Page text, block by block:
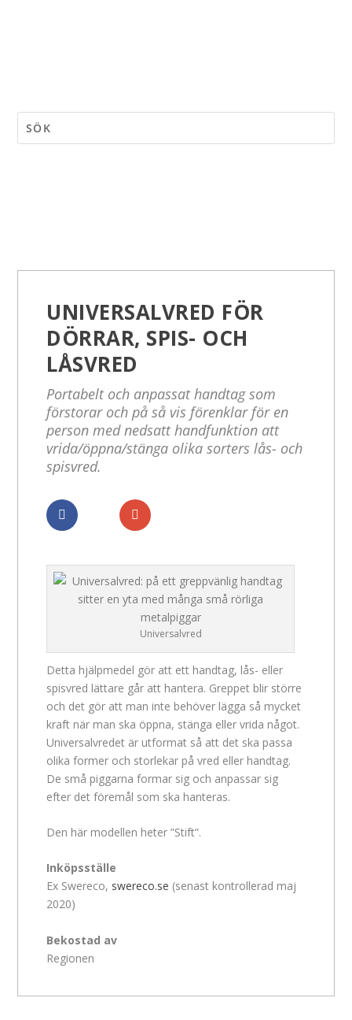
UNIVERSALVRED FÖR
DÖRRAR, SPIS- OCH
LÅSVRED
Portabelt och anpassat handtag som
förstorar och på så vis förenklar för en
person med nedsatt handfunktion att
vrida/öppna/stänga olika sorters lås- och
spisvred.
Universalvred
Detta hjälpmedel gör att ett handtag, lås- eller
spisvred lättare går att hantera. Greppet blir större
och det gör att man inte behöver lägga så mycket
kraft när man ska öppna, stänga eller vrida något.
Universalvredet är utformat så att det ska passa
olika former och storlekar på vred eller handtag.
De små piggarna formar sig och anpassar sig
efter det föremål som ska hanteras.
Den här modellen heter ”Stift”.
Inköpsställe
Ex Swereco, swereco.se (senast kontrollerad maj
2020)
Bekostad av
Regionen